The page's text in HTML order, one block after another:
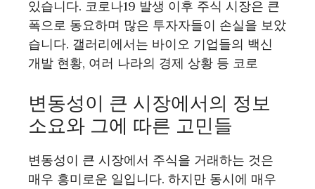
있습니다. 코로나19 발생 이후 주식 시장은 큰
폭으로 동요하며 많은 투자자들이 손실을 보았
습니다. 갤러리에서는 바이오 기업들의 백신
개발 현황, 여러 나라의 경제 상황 등 코로
변동성이 큰 시장에서의 정보
소요와 그에 따른 고민들
변동성이 큰 시장에서 주식을 거래하는 것은
매우 흥미로운 일입니다. 하지만 동시에 매우